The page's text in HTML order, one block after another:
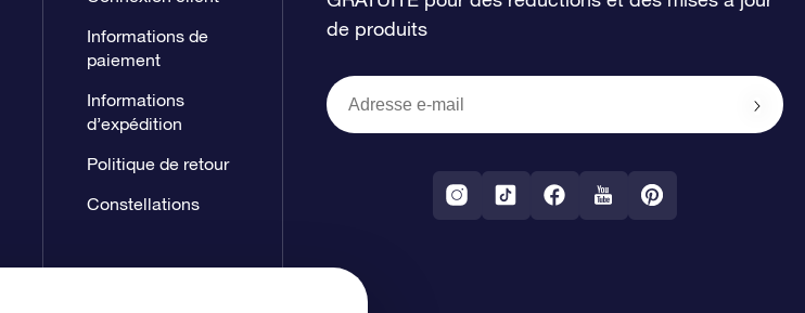
Informations de
paiement
Informations
d’expédition
Politique de retour
Constellations
de produits